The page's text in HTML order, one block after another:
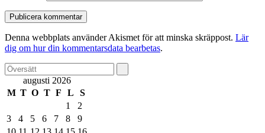
Denna webbplats använder Akismet för att minska skräppost. Lär
dig om hur din kommentarsdata bearbetas.
augusti 2026
M T O T F L
S
1
2
3
4 5 6 7 8
9